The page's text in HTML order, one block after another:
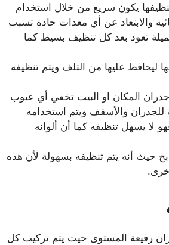
يكون سريع من خلال استخدام
والابتعاد عن أي معدات حادة تسبب
تعود بعد كل تنظيف بسيط كما
ليحافظ عليها من التلف ويتم تنظيفه
المكان او البيت تخفي أي عيوب
والأسقف ويتم استخدامه
لا يسهل تنظيفه كما أن ألوانه
أنه يتم تنظيفه بسهولة لأن هذه
رفيعة المستوى حيث يتم تركيب كل